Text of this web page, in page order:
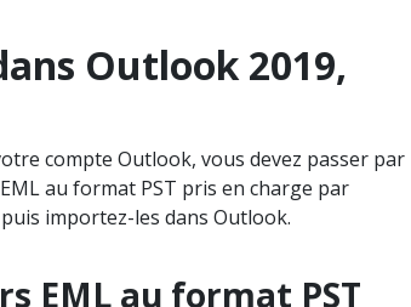
Outlook 2019,
compte Outlook, vous devez passer par
au format PST pris en charge par
importez-les dans Outlook.
EML au format PST